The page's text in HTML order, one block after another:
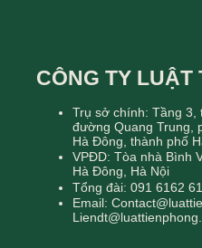
CÔNG TY LUẬT
Trụ sở chính: Tầng 3,
đường Quang Trung,
Hà Đông, thành phố
VPĐD: Tòa nhà Bình
Hà Đông, Hà Nội
Tổng đài: 091 6162
Email: